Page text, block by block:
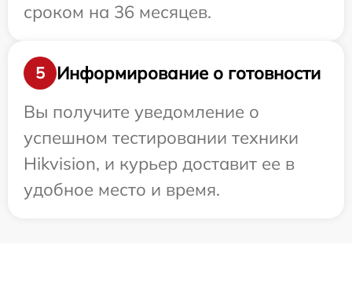
сроком на 36 месяцев.
5
Информирование о готовности
Вы получите уведомление о
успешном тестировании техники
Hikvision, и курьер доставит ее в
удобное место и время.